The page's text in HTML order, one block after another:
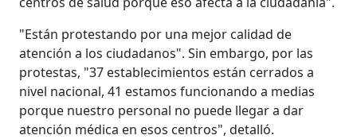
"Están protestando por una mejor calidad de
atención a los ciudadanos". Sin embargo, por las
protestas, "37 establecimientos están cerrados a
nivel nacional, 41 estamos funcionando a medias
porque nuestro personal no puede llegar a dar
atención médica en esos centros", detalló.